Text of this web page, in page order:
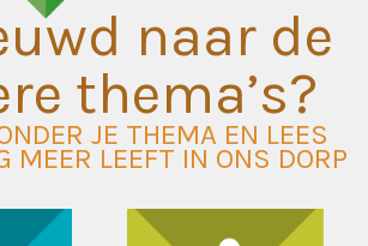
naar de
thema’s?
JE THEMA EN LEES
MEER LEEFT IN ONS DORP